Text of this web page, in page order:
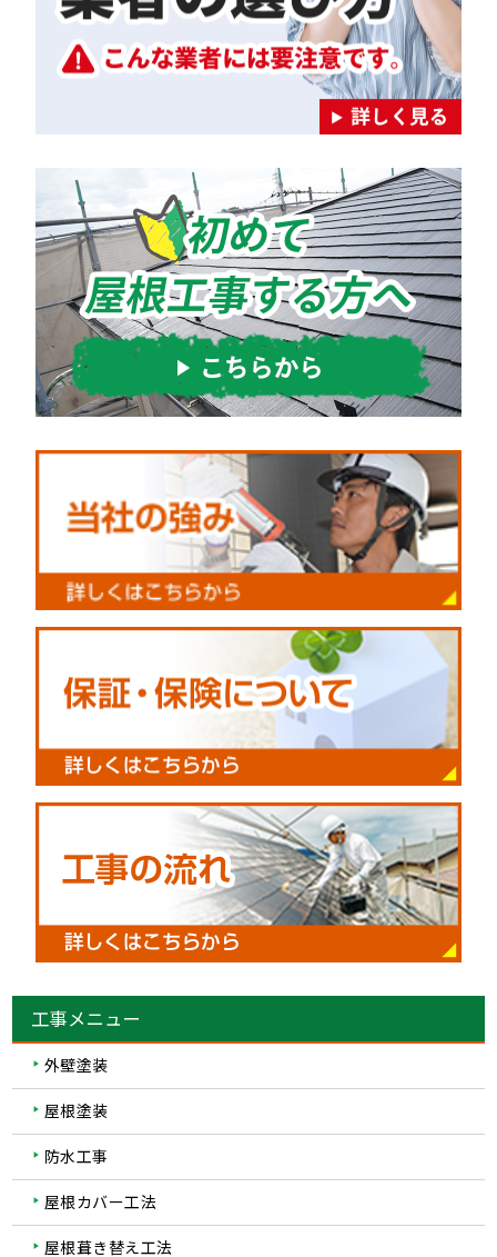
工事メニュー
外壁塗装
屋根塗装
防水工事
屋根カバー工法
屋根葺き替え工法